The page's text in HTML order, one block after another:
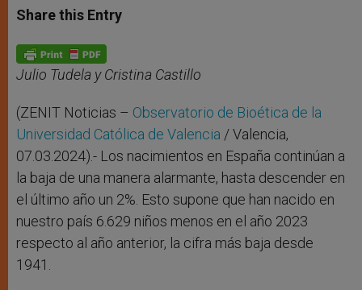
t
s
p
p
s
e
g
e
r
e
b
o
k
Share this Entry
Julio Tudela y Cristina Castillo
(ZENIT Noticias – Observatorio de Bioética de la
Universidad Católica de Valencia / Valencia,
07.03.2024).- Los nacimientos en España continúan a
la baja de una manera alarmante, hasta descender en
el último año un 2%. Esto supone que han nacido en
nuestro país 6.629 niños menos en el año 2023
respecto al año anterior, la cifra más baja desde
1941.